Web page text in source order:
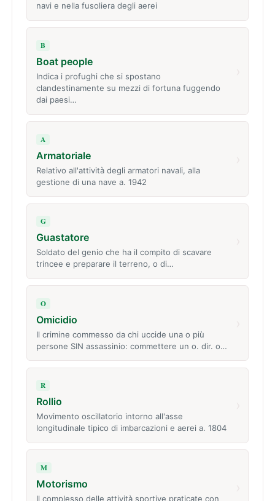
navi e nella fusoliera degli aerei
B
Boat people
Indica i profughi che si spostano
clandestinamente su mezzi di fortuna fuggendo
dai paesi…
A
Armatoriale
Relativo all'attività degli armatori navali, alla
gestione di una nave a. 1942
G
Guastatore
Soldato del genio che ha il compito di scavare
trincee e preparare il terreno, o di…
O
Omicidio
Il crimine commesso da chi uccide una o più
persone SIN assassinio: commettere un o. dir. o…
R
Rollio
Movimento oscillatorio intorno all'asse
longitudinale tipico di imbarcazioni e aerei a. 1804
M
Motorismo
Il complesso delle attività sportive praticate con